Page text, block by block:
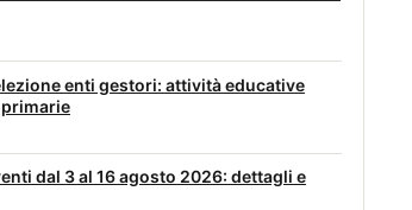
enti gestori: attività educative
dal 3 al 16 agosto 2026: dettagli e